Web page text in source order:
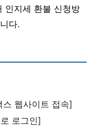
인지세 환불 신청방
다.
웹사이트 접속]
로그인]